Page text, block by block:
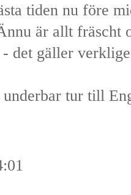
tiden nu före
är allt fräscht
det gäller
tur till